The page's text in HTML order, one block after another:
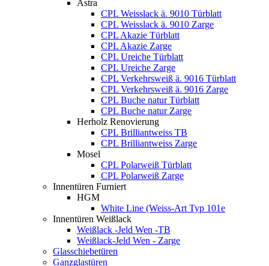
Astra
CPL Weisslack ä. 9010 Türblatt
CPL Weisslack ä. 9010 Zarge
CPL Akazie Türblatt
CPL Akazie Zarge
CPL Ureiche Türblatt
CPL Ureiche Zarge
CPL Verkehrsweiß ä. 9016 Türblatt
CPL Verkehrsweiß ä. 9016 Zarge
CPL Buche natur Türblatt
CPL Buche natur Zarge
Herholz Renovierung
CPL Brilliantweiss TB
CPL Brilliantweiss Zarge
Mosel
CPL Polarweiß Türblatt
CPL Polarweiß Zarge
Innentüren Furniert
HGM
White Line (Weiss-Art Typ 101e
Innentüren Weißlack
Weißlack -Jeld Wen -TB
Weißlack-Jeld Wen - Zarge
Glasschiebetüren
Ganzglastüren